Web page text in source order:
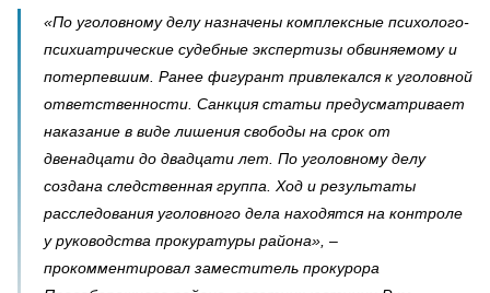
«По уголовному делу назначены комплексные психолого-
психиатрические судебные экспертизы обвиняемому и
потерпевшим. Ранее фигурант привлекался к уголовной
ответственности. Санкция статьи предусматривает
наказание в виде лишения свободы на срок от
двенадцати до двадцати лет. По уголовному делу
создана следственная группа. Ход и результаты
расследования уголовного дела находятся на контроле
у руководства прокуратуры района», –
прокомментировал заместитель прокурора